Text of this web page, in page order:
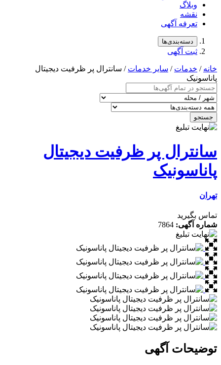
آگهی
آگهی
/ سایر خدمات/ سانترال پر ظرفیت دیجیتال
پر ظرفیت دیجیتال
7864
آگهی